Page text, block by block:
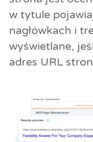
w tytule
nagłówkach i
wyświetlane,
adres URL